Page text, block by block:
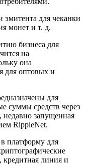
для чеканки
монет и т. д.
бизнеса для
на
она
для оптовых и
для
суммы средств через
недавно запущенная
RippleNet.
платформу для
кредитная линия и